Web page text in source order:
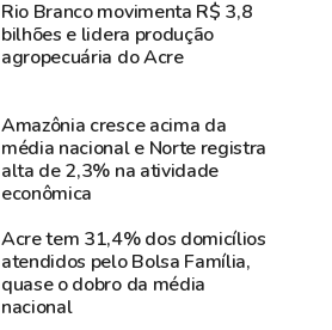
Rio Branco movimenta R$ 3,8
bilhões e lidera produção
agropecuária do Acre
Amazônia cresce acima da
média nacional e Norte registra
alta de 2,3% na atividade
econômica
Acre tem 31,4% dos domicílios
atendidos pelo Bolsa Família,
quase o dobro da média
nacional